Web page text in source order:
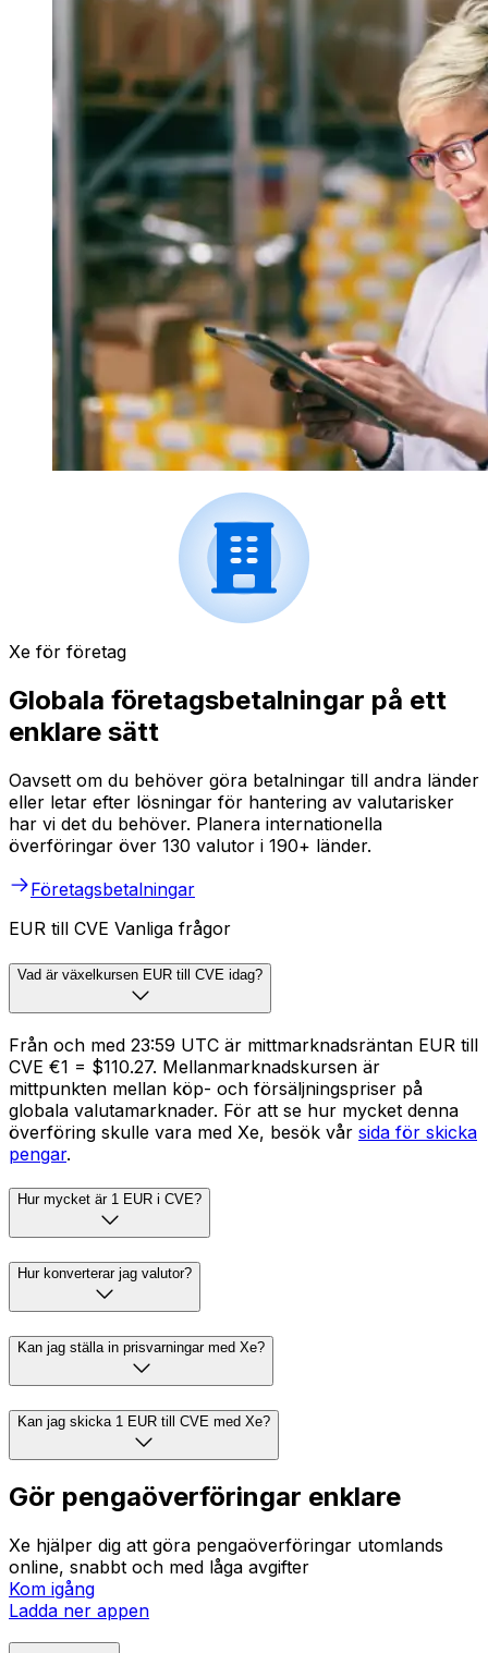
Xe för företag
Globala företagsbetalningar på ett
enklare sätt
Oavsett om du behöver göra betalningar till andra länder
eller letar efter lösningar för hantering av valutarisker
har vi det du behöver. Planera internationella
överföringar över 130 valutor i 190+ länder.
Företagsbetalningar
EUR till CVE Vanliga frågor
Vad är växelkursen EUR till CVE idag?
Från och med 23:59 UTC är mittmarknadsräntan EUR till
CVE €1 = $110.27. Mellanmarknadskursen är
mittpunkten mellan köp- och försäljningspriser på
globala valutamarknader. För att se hur mycket denna
överföring skulle vara med Xe, besök vår sida för skicka
pengar.
Hur mycket är 1 EUR i CVE?
Hur konverterar jag valutor?
Kan jag ställa in prisvarningar med Xe?
Kan jag skicka 1 EUR till CVE med Xe?
Gör pengaöverföringar enklare
Xe hjälper dig att göra pengaöverföringar utomlands
online, snabbt och med låga avgifter
Kom igång
Ladda ner appen